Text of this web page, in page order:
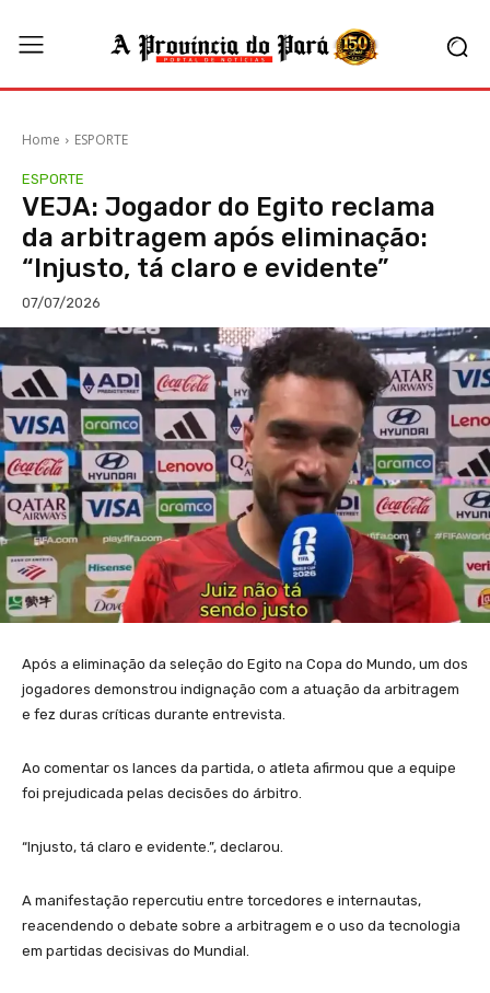
Home ESPORTE
ESPORTE
VEJA: Jogador do Egito reclama
da arbitragem após eliminação:
“Injusto, tá claro e evidente”
07/07/2026
Após a eliminação da seleção do Egito na Copa do Mundo, um dos
jogadores demonstrou indignação com a atuação da arbitragem
e fez duras críticas durante entrevista.
Ao comentar os lances da partida, o atleta afirmou que a equipe
foi prejudicada pelas decisões do árbitro.
“Injusto, tá claro e evidente.”, declarou.
A manifestação repercutiu entre torcedores e internautas,
reacendendo o debate sobre a arbitragem e o uso da tecnologia
em partidas decisivas do Mundial.